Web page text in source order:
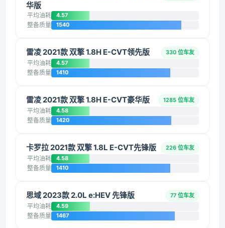
华版
平均油耗 4.57
整备质量 1540
雷凌 2021款 双擎 1.8H E-CVT领先版 330 位车友
平均油耗 4.57
整备质量 1410
雷凌 2021款 双擎 1.8H E-CVT豪华版 1285 位车友
平均油耗 4.58
整备质量 1420
卡罗拉 2021款 双擎 1.8L E-CVT先锋版 226 位车友
平均油耗 4.58
整备质量 1410
思域 2023款 2.0L e:HEV 先锋版 77 位车友
平均油耗 4.59
整备质量 1467